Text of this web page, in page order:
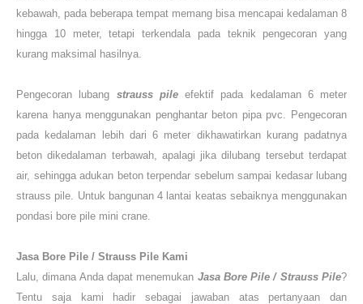
kebawah, pada beberapa tempat memang bisa mencapai kedalaman 8
hingga 10 meter, tetapi terkendala pada teknik pengecoran yang
kurang maksimal hasilnya.
Pengecoran lubang strauss pile efektif pada kedalaman 6 meter
karena hanya menggunakan penghantar beton pipa pvc. Pengecoran
pada kedalaman lebih dari 6 meter dikhawatirkan kurang padatnya
beton dikedalaman terbawah, apalagi jika dilubang tersebut terdapat
air, sehingga adukan beton terpendar sebelum sampai kedasar lubang
strauss pile. Untuk bangunan 4 lantai keatas sebaiknya menggunakan
pondasi bore pile mini crane.
Jasa Bore Pile / Strauss Pile Kami
Lalu,dimana Anda dapat menemukan Jasa Bore Pile / Strauss Pile?
Tentu saja kami hadir sebagai jawaban atas pertanyaan dan